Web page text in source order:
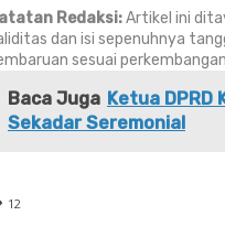
Redaksi:Artikel ini
dan isi sepenuhnya
sesuai
Baca Juga Ketua DPRD
Sekadar Seremonial
12